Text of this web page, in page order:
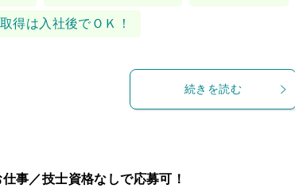
得は入社後でＯＫ！
続きを読む
事／技士資格なしで応募可！